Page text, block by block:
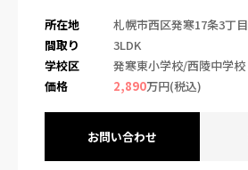
所在地
札幌市西区発寒17条3丁目
間取り
3LDK
学校区
発寒東小学校/西陵中学校
価格
2,890万円(税込)
お問い合わせ